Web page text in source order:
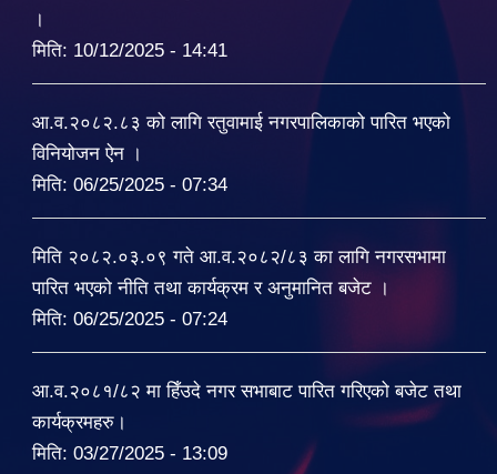
।
मिति: 10/12/2025 - 14:41
आ.व.२०८२.८३ को लागि रतुवामाई नगरपालिकाको पारित भएको
विनियोजन ऐन ।
मिति: 06/25/2025 - 07:34
मिति २०८२.०३.०९ गते आ.व.२०८२/८३ का लागि नगरसभामा
पारित भएको नीति तथा कार्यक्रम र अनुमानित बजेट ।
मिति: 06/25/2025 - 07:24
आ.व.२०८१/८२ मा हिँउदे नगर सभाबाट पारित गरिएको बजेट तथा
कार्यक्रमहरु।
मिति: 03/27/2025 - 13:09